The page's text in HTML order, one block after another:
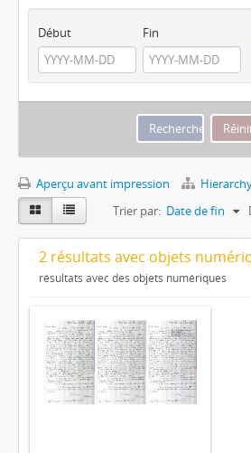
Début Fin
Aperçu avant impression
Trier par: Date de fin
2 résultats avec objets
résultats avec des objets numériques